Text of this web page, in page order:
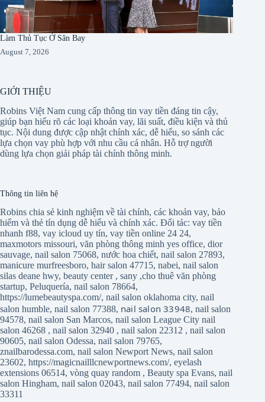
Làm Thủ Tục Ở Sân Bay
August 7, 2026
GIỚI THIỆU
Robins Việt Nam cung cấp thông tin vay tiền đáng tin cậy,
giúp bạn hiểu rõ các loại khoản vay, lãi suất, điều kiện và thủ
tục. Nội dung được cập nhật chính xác, dễ hiểu, so sánh các
lựa chọn vay phù hợp với nhu cầu cá nhân. Hỗ trợ người
dùng lựa chọn giải pháp tài chính thông minh.
Thông tin liên hệ
Robins chia sẻ kinh nghiệm về tài chính, các khoản vay, bảo
hiểm và thẻ tín dụng dễ hiểu và chính xác. Đối tác: vay tiền
nhanh f88, vay icloud uy tín, vay tiền online 24 24,
maxmotors missouri, văn phòng thông minh yes office, dior
sauvage, nail salon 75068, nước hoa chiết, nail salon 27893,
manicure murfreesboro, hair salon 47715, nabei, nail salon
silas deane hwy, beauty center, sany ,cho thuê văn phòng
startup, Peluquería, nail salon 78664,
https://lumebeautyspa.com/, nail salon oklahoma city, nail
salon humble, nail salon 77388, nail salon 33948,nail salon
94578, nail salon San Marcos, nail salon League City nail
salon 46268 , nail salon 32940 , nail salon 22312 , nail salon
90605, nail salon Odessa, nail salon 79765,
znailbarodessa.com, nail salon Newport News, nail salon
23602, https://magicnailllcnewportnews.com/, eyelash
extensions 06514, vòng quay random , Beauty spa Evans, nail
salon Hingham, nail salon 02043, nail salon 77494, nail salon
33311